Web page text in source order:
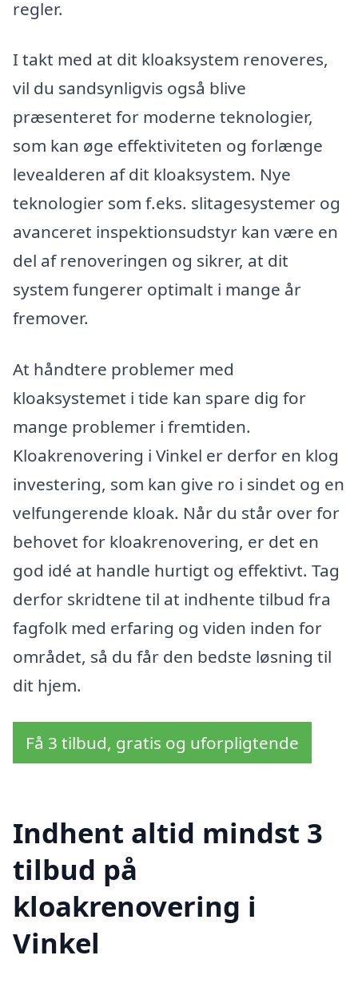
regler.
I takt med at dit kloaksystem renoveres,
vil du sandsynligvis også blive
præsenteret for moderne teknologier,
som kan øge effektiviteten og forlænge
levealderen af dit kloaksystem. Nye
teknologier som f.eks. slitagesystemer og
avanceret inspektionsudstyr kan være en
del af renoveringen og sikrer, at dit
system fungerer optimalt i mange år
fremover.
At håndtere problemer med
kloaksystemet i tide kan spare dig for
mange problemer i fremtiden.
Kloakrenovering i Vinkel er derfor en klog
investering, som kan give ro i sindet og en
velfungerende kloak. Når du står over for
behovet for kloakrenovering, er det en
god idé at handle hurtigt og effektivt. Tag
derfor skridtene til at indhente tilbud fra
fagfolk med erfaring og viden inden for
området, så du får den bedste løsning til
dit hjem.
Få 3 tilbud, gratis og uforpligtende
Indhent altid mindst 3
tilbud på
kloakrenovering i
Vinkel